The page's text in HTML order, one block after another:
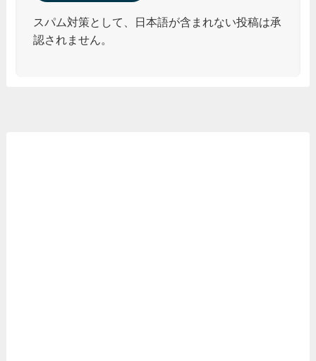
スパム対策として、日本語が含まれない投稿は承
認されません。